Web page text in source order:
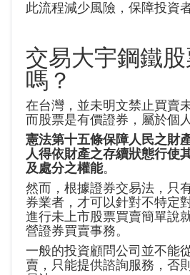
此流程減少風險，保障投資
交易大宇鋼鐵
嗎？
在台灣，並未明文禁止買賣
而股票是有價證券，屬於個
憲法第十五條保障人民之財
人得依財產之存續狀態行使
及處分之權能。
然而，根據證券交易法，只
券業者，才可以針對不特定
進行未上市股票買賣簡單說
營證券買賣事務。
一般的投資顧問公司並不能
賣，只能提供諮詢服務，否